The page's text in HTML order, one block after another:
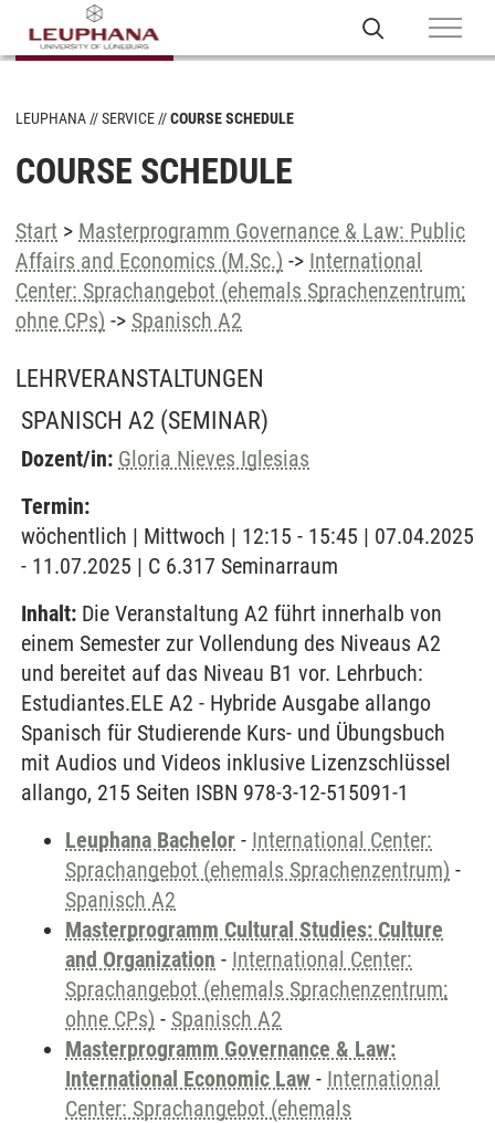
LEUPHANA SERVICE COURSE SCHEDULE
COURSE SCHEDULE
Start > Masterprogramm Governance & Law: Public
Affairs and Economics (M.Sc.) -> International
Center: Sprachangebot (ehemals Sprachenzentrum;
ohne CPs) -> Spanisch A2
LEHRVERANSTALTUNGEN
SPANISCH A2 (SEMINAR)
Dozent/in: Gloria Nieves Iglesias
Termin:
wöchentlich | Mittwoch | 12:15 - 15:45 | 07.04.2025
- 11.07.2025 | C 6.317 Seminarraum
Inhalt: Die Veranstaltung A2 führt innerhalb von
einem Semester zur Vollendung des Niveaus A2
und bereitet auf das Niveau B1 vor. Lehrbuch:
Estudiantes.ELE A2 - Hybride Ausgabe allango
Spanisch für Studierende Kurs- und Übungsbuch
mit Audios und Videos inklusive Lizenzschlüssel
allango, 215 Seiten ISBN 978-3-12-515091-1
Leuphana Bachelor - International Center:
Sprachangebot (ehemals Sprachenzentrum) -
Spanisch A2
Masterprogramm Cultural Studies: Culture
and Organization - International Center:
Sprachangebot (ehemals Sprachenzentrum;
ohne CPs) - Spanisch A2
Masterprogramm Governance & Law:
International Economic Law - International
Center: Sprachangebot (ehemals